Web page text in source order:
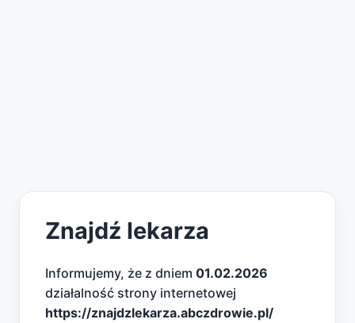
Znajdź lekarza
Informujemy, że z dniem 01.02.2026
działalność strony internetowej
https://znajdzlekarza.abczdrowie.pl/